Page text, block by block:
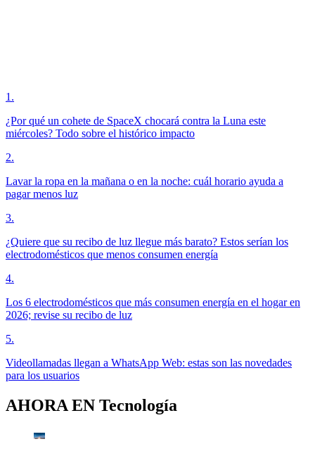
1 .
¿Por qué un cohete de SpaceX chocará contra la Luna este
miércoles? Todo sobre el histórico impacto
2.
Lavar la ropa en la mañana o en la noche: cuál horario ayuda a
pagar menos luz
3.
¿Quiere que su recibo de luz llegue más barato? Estos serían los
electrodomésticos que menos consumen energía
4.
Los 6 electrodomésticos que más consumen energía en el hogar en
2026; revise su recibo de luz
5.
Videollamadas llegan a WhatsApp Web: estas son las novedades
para los usuarios
AHORA EN Tecnología